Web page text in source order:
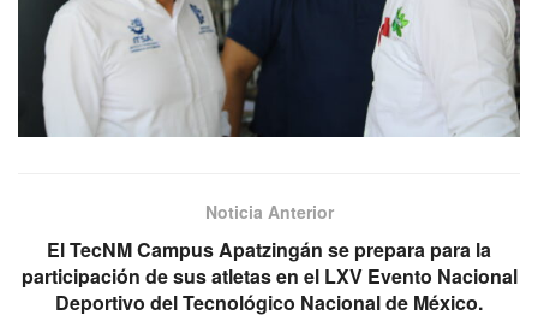
Noticia Anterior
El TecNM Campus Apatzingán se prepara para la
participación de sus atletas en el LXV Evento Nacional
Deportivo del Tecnológico Nacional de México.